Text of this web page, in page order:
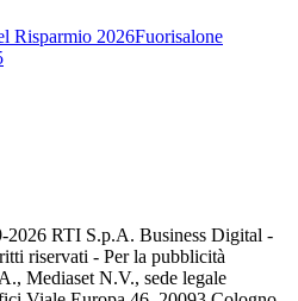
Risparmio 2026Fuorisalone
2026 RTI S.p.A. Business Digital -
riservati - Per la pubblicità
Mediaset N.V., sede legale